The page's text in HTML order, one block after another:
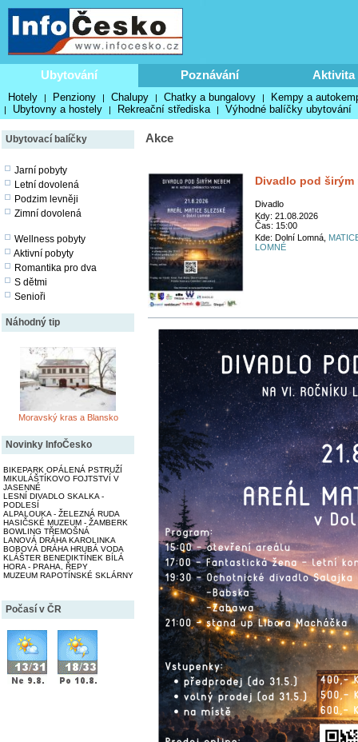
Ubytování Poznávání Aktivita
Hotely | Penziony | Chalupy | Chatky a bungalovy | Kempy a
| Ubytovny a hostely | Rekreační střediska | Výhodné balíčky ubytování
Ubytovací balíčky
Jarní pobyty
Letní dovolená
Podzim levněji
Zimní dovolená
Wellness pobyty
Aktivní pobyty
Romantika pro dva
S dětmi
Senioři
Náhodný tip
Moravský kras a Blansko
Novinky InfoČesko
BIKEPARK OPÁLENÁ PSTRUŽÍ
MIKULÁŠTÍKOVO FOJTSTVÍ V
JASENNÉ
LESNÍ DIVADLO SKALKA -
PODLESÍ
ALPALOUKA - ŽELEZNÁ RUDA
HASIČSKÉ MUZEUM - ŽAMBERK
BOWLING TŘEMOŠNÁ
LANOVÁ DRÁHA KAROLINKA
BOBOVÁ DRÁHA HRUBÁ VODA
KLÁŠTER BENEDIKTÍNEK BÍLÁ
HORA - PRAHA, ŘEPY
MUZEUM RAPOTÍNSKÉ SKLÁRNY
Počasí v ČR
Akce
Divadlo pod širým
Divadlo
Kdy: 21.08.2026
Čas: 15:00
Kde: Dolní Lomná,
LOMNÉ